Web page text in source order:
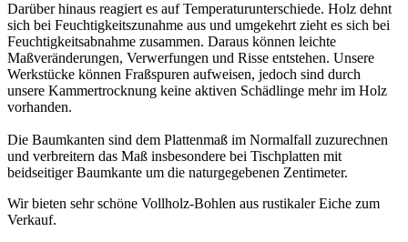
Darüber hinaus reagiert es auf Temperaturunterschiede. Holz dehnt
sich bei Feuchtigkeitszunahme aus und umgekehrt zieht es sich bei
Feuchtigkeitsabnahme zusammen. Daraus können leichte
Maßveränderungen, Verwerfungen und Risse entstehen. Unsere
Werkstücke können Fraßspuren aufweisen, jedoch sind durch
unsere Kammertrocknung keine aktiven Schädlinge mehr im Holz
vorhanden.
Die Baumkanten sind dem Plattenmaß im Normalfall zuzurechnen
und verbreitern das Maß insbesondere bei Tischplatten mit
beidseitiger Baumkante um die naturgegebenen Zentimeter.
Wir bieten sehr schöne Vollholz-Bohlen aus rustikaler Eiche zum
Verkauf.